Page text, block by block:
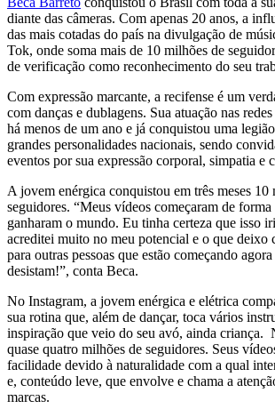
diante das câmeras. Com apenas 20 anos, a
das mais cotadas do país na divulgação de
Tok, onde soma mais de 10 milhões de
de verificação como reconhecimento do seu
Com expressão marcante, a recifense é um
com danças e dublagens. Sua atuação nas
há menos de um ano e já conquistou uma
grandes personalidades nacionais, sendo
eventos por sua expressão corporal, simpatia e
A jovem enérgica conquistou em três meses 10
seguidores. “Meus vídeos começaram de
ganharam o mundo. Eu tinha certeza que isso
acreditei muito no meu potencial e o que deixo
para outras pessoas que estão começando
desistam!”, conta Beca.
No Instagram, a jovem enérgica e elétrica
sua rotina que, além de dançar, toca vários
inspiração que veio do seu avó, ainda criança.
quase quatro milhões de seguidores. Seus
facilidade devido à naturalidade com a qual
e, conteúdo leve, que envolve e chama a
marcas.